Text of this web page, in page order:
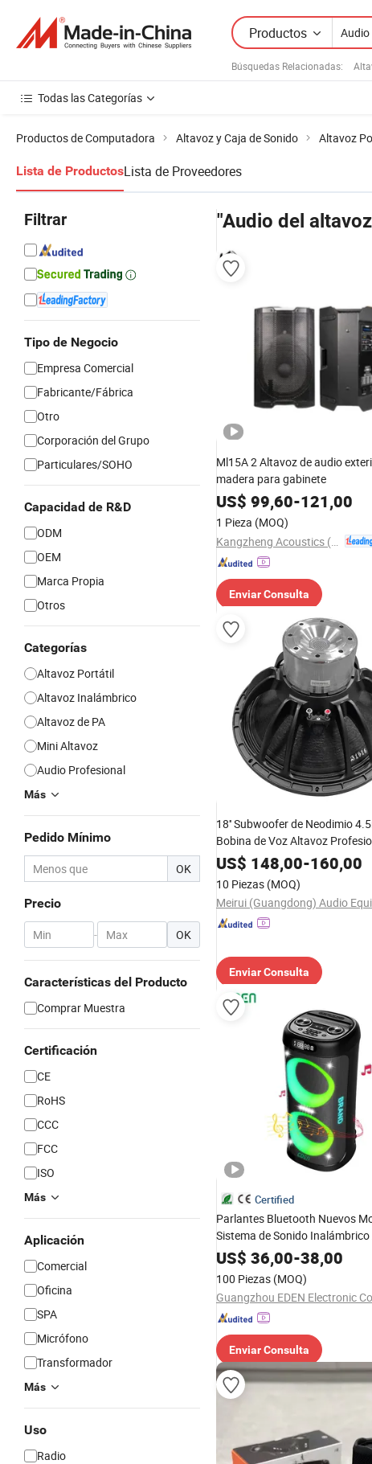
Productos
Búsquedas Relacionadas:
Todas las Categorías
Productos de Computadora Altavoz y Caja de Sonido Altavoz
Lista de ProductosLista de Proveedores
Filtrar
Tipo de Negocio
Empresa Comercial
Fabricante/Fábrica
Otro
Corporación del Grupo
Particulares/SOHO
Capacidad de R&D
ODM
OEM
Marca Propia
Otros
Categorías
Altavoz Portátil
Altavoz Inalámbrico
Altavoz de PA
Mini Altavoz
Audio Profesional
Más
Pedido Mínimo
OK
Precio
- OK
Características del Producto
Comprar Muestra
Certificación
CE
RoHS
CCC
FCC
ISO
Más
Aplicación
Comercial
Oficina
SPA
Micrófono
Transformador
Más
Uso
Radio
"Audio del
Ml15A 2 Altavoz de audio
madera para gabinete
US$ 99,60-121,00
1 Pieza (MOQ)
Enviar Consulta
18'' Subwoofer de Neodimio
Bobina de Voz Altavoz
Modelo Ipal
US$ 148,00-160,00
10 Piezas (MOQ)
Enviar Consulta
Certified
Parlantes Bluetooth Nuevos
Sistema de Sonido
de Música Estudio
US$ 36,00-38,00
100 Piezas (MOQ)
Guangzhou EDEN Electronic
Enviar Consulta